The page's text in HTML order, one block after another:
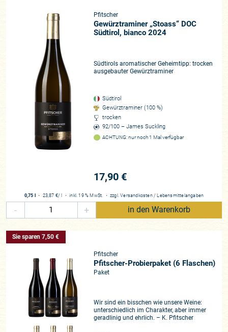
Pfitscher
Gewürztraminer „Stoass“ DOC
Südtirol, bianco 2024
Südtirols aromatischer Geheimtipp: trocken
ausgebauter Gewürztraminer
Südtirol
Gewürztraminer (100 %)
trocken
92/100 – James Suckling
ACHTUNG: nur noch 1 Mal verfügbar
17,90 €
0,75 l ・ 23,87 €/ l ・inkl. 19 % MwSt. ・ zzgl.Versandkosten / Lebensmittelangaben
- + in den Warenkorb
Sie sparen 7,50 €
Pfitscher
Pfitscher-Probierpaket (6 Flaschen)
Paket
Wir sind ein bisschen wie unsere Weine:
unterschiedlich im Charakter, aber immer
geradlinig und ehrlich. – K. Pfitscher